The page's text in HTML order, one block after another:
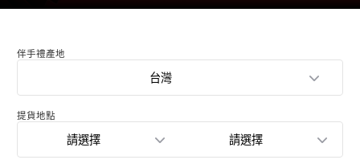
伴手禮產地
台灣
提貨地點
請選擇 請選擇